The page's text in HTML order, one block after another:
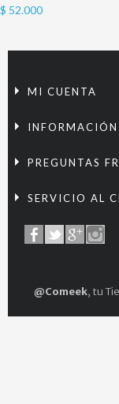
$ 52.000
MI CUENTA
INFORMACIÓN
PREGUNTAS
SERVICIO AL
@Comeek, tu